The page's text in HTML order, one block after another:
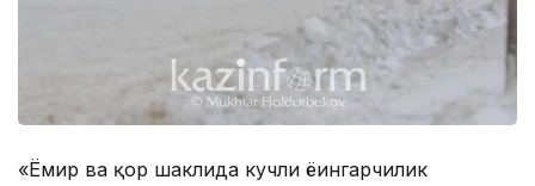
«Ёмғир ва қор шаклида кучли ёғингарчилик